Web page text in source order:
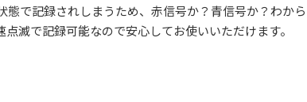
で記録されしまうため、赤信号か？青信号か？わか
滅で記録可能なので安心してお使いいただけます。